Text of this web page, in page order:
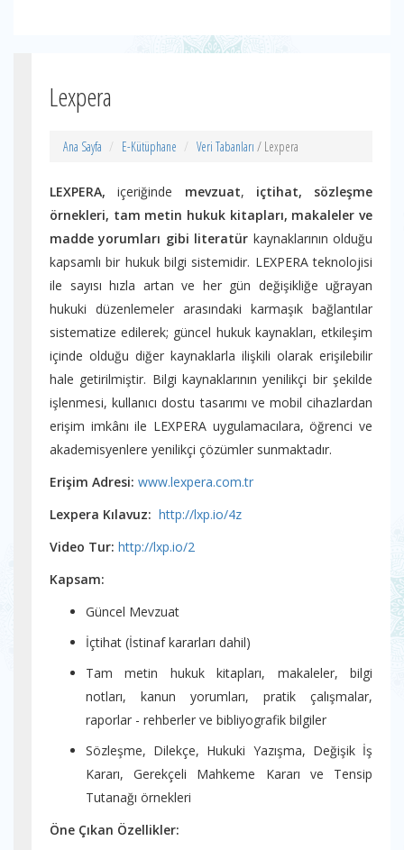
Lexpera
Ana Sayfa E-Kütüphane Veri Tabanları / Lexpera
LEXPERA,içeriğinde mevzuat, içtihat, sözleşme
örnekleri, tam metin hukuk kitapları, makaleler ve
madde yorumları gibi literatür kaynaklarının olduğu
kapsamlı bir hukuk bilgi sistemidir. LEXPERA teknolojisi
ile sayısı hızla artan ve her gün değişikliğe uğrayan
hukuki düzenlemeler arasındaki karmaşık bağlantılar
sistematize edilerek; güncel hukuk kaynakları, etkileşim
içinde olduğu diğer kaynaklarla ilişkili olarak erişilebilir
hale getirilmiştir. Bilgi kaynaklarının yenilikçi bir şekilde
işlenmesi, kullanıcı dostu tasarımı ve mobil cihazlardan
erişim imkânı ile LEXPERA uygulamacılara, öğrenci ve
akademisyenlere yenilikçi çözümler sunmaktadır.
Erişim Adresi: www.lexpera.com.tr
Lexpera Kılavuz: http://lxp.io/4z
Video Tur: http://lxp.io/2
Kapsam:
Güncel Mevzuat
İçtihat (İstinaf kararları dahil)
Tam metin hukuk kitapları, makaleler, bilgi
notları, kanun yorumları, pratik çalışmalar,
raporlar - rehberler ve bibliyografik bilgiler
Sözleşme, Dilekçe, Hukuki Yazışma, Değişik İş
Kararı, Gerekçeli Mahkeme Kararı ve Tensip
Tutanağı örnekleri
Öne Çıkan Özellikler: